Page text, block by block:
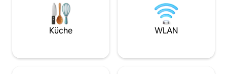
Küche WLAN